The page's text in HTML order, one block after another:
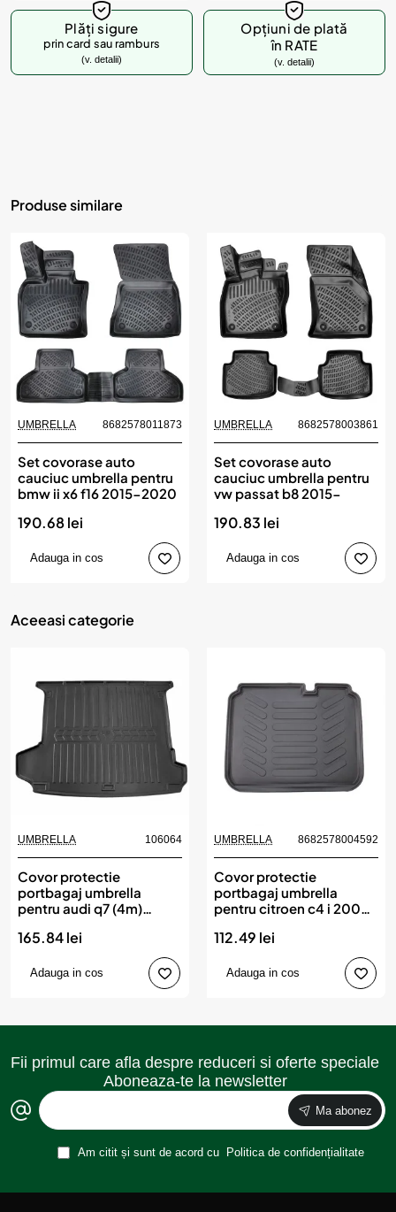
Plăți sigure
prin card sau ramburs
(v. detalii)
Opțiuni de plată
în RATE
(v. detalii)
Produse similare
UMBRELLA 8682578011873
Set covorase auto
cauciuc umbrella pentru
bmw ii x6 f16 2015-2020
190.68 lei
Adauga in cos
UMBRELLA 8682578003861
Set covorase auto
cauciuc umbrella pentru
vw passat b8 2015-
190.83 lei
Adauga in cos
Aceeasi categorie
UMBRELLA 106064
Covor protectie
portbagaj umbrella
pentru audi q7 (4m)
165.84 lei
Adauga in cos
UMBRELLA 8682578004592
Covor protectie
portbagaj umbrella
pentru citroen c4 i 2004-
112.49 lei
Adauga in cos
Fii primul care afla despre reduceri si oferte speciale
Aboneaza-te la newsletter
Ma abonez
Am citit și sunt de acord cu Politica de confidențialitate